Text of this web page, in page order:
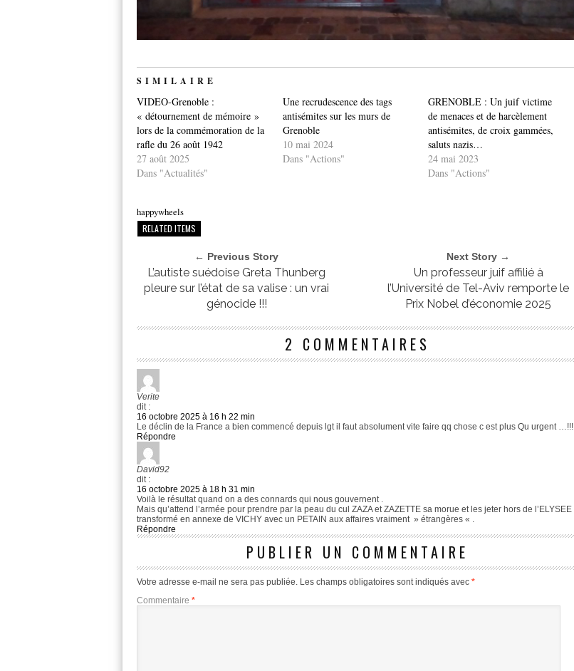
SIMILAIRE
VIDEO-Grenoble :
« détournement de mémoire »
lors de la commémoration de la
rafle du 26 août 1942
27 août 2025
Dans "Actualités"
Une recrudescence des tags
antisémites sur les murs de
Grenoble
10 mai 2024
Dans "Actions"
GRENOBLE : Un juif victime
de menaces et de harcèlement
antisémites, de croix gammées,
saluts nazis…
24 mai 2023
Dans "Actions"
happywheels
RELATED ITEMS
← Previous Story
L’autiste suédoise Greta Thunberg
pleure sur l’état de sa valise : un vrai
génocide !!!
Next Story →
Un professeur juif affilié à
l’Université de Tel-Aviv remporte le
Prix Nobel d’économie 2025
2 COMMENTAIRES
Verite
dit :
16 octobre 2025 à 16 h 22 min
Le déclin de la France a bien commencé depuis lgt il faut absolument vite faire qq chose c est plus Qu urgent …!!!
Répondre
David92
dit :
16 octobre 2025 à 18 h 31 min
Voilà le résultat quand on a des connards qui nous gouvernent .
Mais qu’attend l’armée pour prendre par la peau du cul ZAZA et ZAZETTE sa morue et les jeter hors de l’ELYSEE
transformé en annexe de VICHY avec un PETAIN aux affaires vraiment » étrangères « .
Répondre
PUBLIER UN COMMENTAIRE
Votre adresse e-mail ne sera pas publiée. Les champs obligatoires sont indiqués avec *
Commentaire *